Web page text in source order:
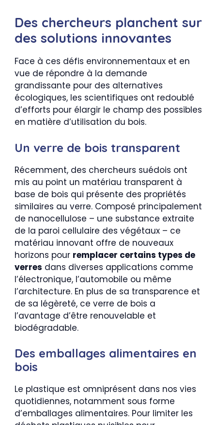
Des chercheurs planchent sur
des solutions innovantes
Face à ces défis environnementaux et en
vue de répondre à la demande
grandissante pour des alternatives
écologiques, les scientifiques ont redoublé
d’efforts pour élargir le champ des possibles
en matière d’utilisation du bois.
Un verre de bois transparent
Récemment, des chercheurs suédois ont
mis au point un matériau transparent à
base de bois qui présente des propriétés
similaires au verre. Composé principalement
de nanocellulose – une substance extraite
de la paroi cellulaire des végétaux – ce
matériau innovant offre de nouveaux
horizons pour remplacer certains types de
verres dans diverses applications comme
l’électronique, l’automobile ou même
l’architecture. En plus de sa transparence et
de sa légèreté, ce verre de bois a
l’avantage d’être renouvelable et
biodégradable.
Des emballages alimentaires en
bois
Le plastique est omniprésent dans nos vies
quotidiennes, notamment sous forme
d’emballages alimentaires. Pour limiter les